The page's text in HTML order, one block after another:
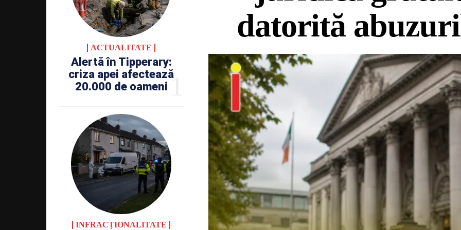
ACTUALITATE
Alertă în Tipperary:
criza apei afectează
20.000 de oameni
INFRACȚIONALITATE
datorită